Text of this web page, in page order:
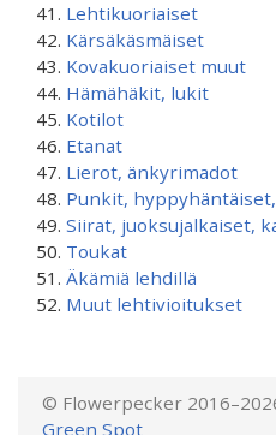
Lehtikuoriaiset
Kärsäkäsmäiset
Kovakuoriaiset muut
Hämähäkit, lukit
Kotilot
Etanat
Lierot, änkyrimadot
Punkit,
Siirat, juoksujalkaiset,
Toukat
Äkämiä lehdillä
Muut lehtivioitukset
© Flowerpecker
Green Spot